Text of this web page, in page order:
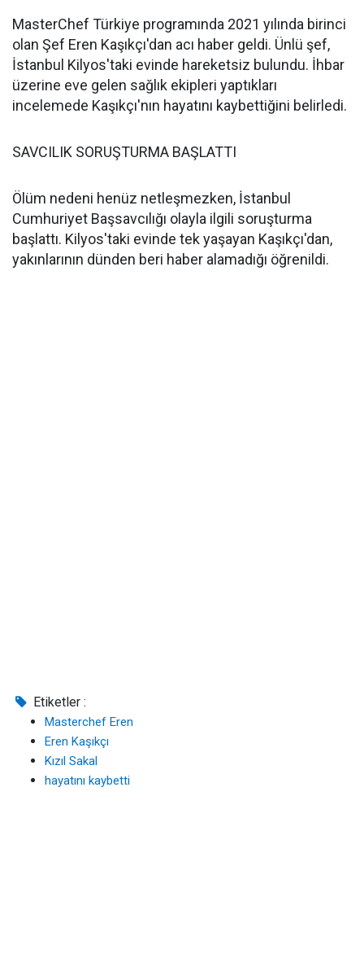
MasterChef Türkiye programında 2021 yılında birinci
olan Şef Eren Kaşıkçı'dan acı haber geldi. Ünlü şef,
İstanbul Kilyos'taki evinde hareketsiz bulundu. İhbar
üzerine eve gelen sağlık ekipleri yaptıkları
incelemede Kaşıkçı'nın hayatını kaybettiğini belirledi.
SAVCILIK SORUŞTURMA BAŞLATTI
Ölüm nedeni henüz netleşmezken, İstanbul
Cumhuriyet Başsavcılığı olayla ilgili soruşturma
başlattı. Kilyos'taki evinde tek yaşayan Kaşıkçı'dan,
yakınlarının dünden beri haber alamadığı öğrenildi.
Etiketler :
Masterchef Eren
Eren Kaşıkçı
Kızıl Sakal
hayatını kaybetti